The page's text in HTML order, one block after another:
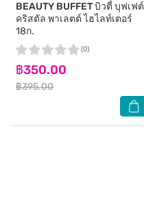
BEAUTY BUFFETบิวตี้ บุฟเฟต์
คริสตัล พาเลตต์ ไฮไลท์เตอร์
18ก.
฿350.00
฿395.00
(0)